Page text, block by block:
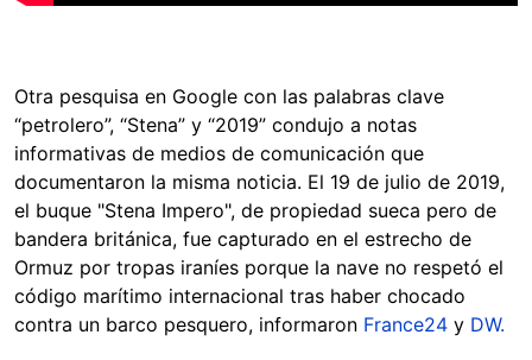
Otra pesquisa en Google con las palabras clave
“petrolero”, “Stena” y “2019” condujo a notas
informativas de medios de comunicación que
documentaron la misma noticia. El 19 de julio de 2019,
el buque "Stena Impero", de propiedad sueca pero de
bandera británica, fue capturado en el estrecho de
Ormuz por tropas iraníes porque la nave no respetó el
código marítimo internacional tras haber chocado
contra un barco pesquero, informaron France24 y DW.